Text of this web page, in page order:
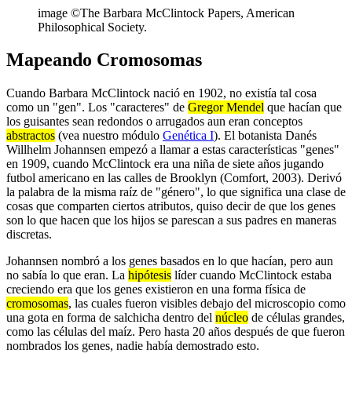
image ©The Barbara McClintock Papers, American
Philosophical Society.
Mapeando Cromosomas
Cuando Barbara McClintock nació en 1902, no existía tal cosa
como un "gen". Los "caracteres" de Gregor Mendel que hacían que
los guisantes sean redondos o arrugados aun eran conceptos
abstractos (vea nuestro módulo Genética I). El botanista Danés
Willhelm Johannsen empezó a llamar a estas características "genes"
en 1909, cuando McClintock era una niña de siete años jugando
futbol americano en las calles de Brooklyn (Comfort, 2003). Derivó
la palabra de la misma raíz de "género", lo que significa una clase de
cosas que comparten ciertos atributos, quiso decir de que los genes
son lo que hacen que los hijos se parescan a sus padres en maneras
discretas.
Johannsen nombró a los genes basados en lo que hacían, pero aun
no sabía lo que eran. La hipótesis líder cuando McClintock estaba
creciendo era que los genes existieron en una forma física de
cromosomas, las cuales fueron visibles debajo del microscopio como
una gota en forma de salchicha dentro del núcleo de células grandes,
como las células del maíz. Pero hasta 20 años después de que fueron
nombrados los genes, nadie había demostrado esto.